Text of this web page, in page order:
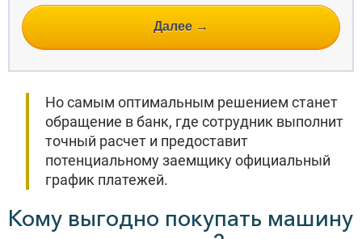
Но самым оптимальным решением станет
обращение в банк, где сотрудник выполнит
точный расчет и предоставит
потенциальному заемщику официальный
график платежей.
Кому выгодно покупать машину